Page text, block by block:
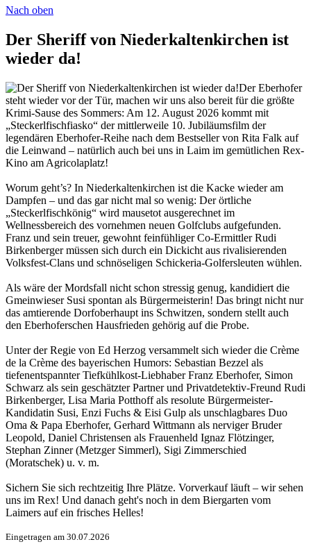
Nach oben
Der Sheriff von Niederkaltenkirchen ist
wieder da!
Der Eberhofer
steht wieder vor der Tür, machen wir uns also bereit für die größte
Krimi-Sause des Sommers: Am 12. August 2026 kommt mit
„Steckerlfischfiasko“ der mittlerweile 10. Jubiläumsfilm der
legendären Eberhofer-Reihe nach dem Bestseller von Rita Falk auf
die Leinwand – natürlich auch bei uns in Laim im gemütlichen Rex-
Kino am Agricolaplatz!
Worum geht’s? In Niederkaltenkirchen ist die Kacke wieder am
Dampfen – und das gar nicht mal so wenig: Der örtliche
„Steckerlfischkönig“ wird mausetot ausgerechnet im
Wellnessbereich des vornehmen neuen Golfclubs aufgefunden.
Franz und sein treuer, gewohnt feinfühliger Co-Ermittler Rudi
Birkenberger müssen sich durch ein Dickicht aus rivalisierenden
Volksfest-Clans und schnöseligen Schickeria-Golfersleuten wühlen.
Als wäre der Mordsfall nicht schon stressig genug, kandidiert die
Gmeinwieser Susi spontan als Bürgermeisterin! Das bringt nicht nur
das amtierende Dorfoberhaupt ins Schwitzen, sondern stellt auch
den Eberhoferschen Hausfrieden gehörig auf die Probe.
Unter der Regie von Ed Herzog versammelt sich wieder die Crème
de la Crème des bayerischen Humors: Sebastian Bezzel als
tiefenentspannter Tiefkühlkost-Liebhaber Franz Eberhofer, Simon
Schwarz als sein geschätzter Partner und Privatdetektiv-Freund Rudi
Birkenberger, Lisa Maria Potthoff als resolute Bürgermeister-
Kandidatin Susi, Enzi Fuchs & Eisi Gulp als unschlagbares Duo
Oma & Papa Eberhofer, Gerhard Wittmann als nerviger Bruder
Leopold, Daniel Christensen als Frauenheld Ignaz Flötzinger,
Stephan Zinner (Metzger Simmerl), Sigi Zimmerschied
(Moratschek) u. v. m.
Sichern Sie sich rechtzeitig Ihre Plätze. Vorverkauf läuft – wir sehen
uns im Rex! Und danach geht's noch in dem Biergarten vom
Laimers auf ein frisches Helles!
Eingetragen am 30.07.2026